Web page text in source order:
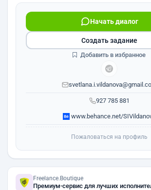
927 785 881
Начать диалог
www.behance.net/
Создать задание
Добавить в избранное
Пожаловаться на профиль
Freelance.Boutique
Премиум-сервис для лучших